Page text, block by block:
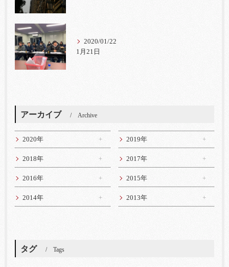
2020/01/22
1月21日
アーカイブ Archive
2020年 2019年
2018年 2017年
2016年 2015年
2014年 2013年
タグ Tags